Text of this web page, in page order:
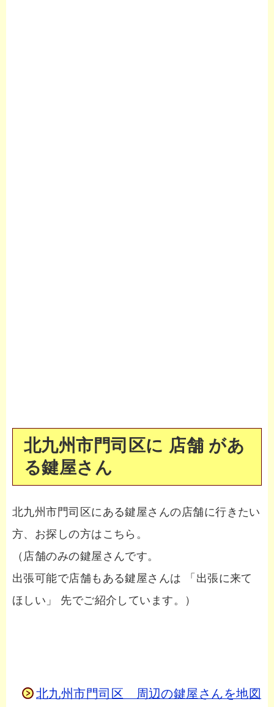
北九州市門司区に 店舗 があ
る鍵屋さん
北九州市門司区にある鍵屋さんの店舗に行きたい
方、お探しの方はこちら。
（店舗のみの鍵屋さんです。
出張可能で店舗もある鍵屋さんは 「出張に来て
ほしい」 先でご紹介しています。）
北九州市門司区 周辺の鍵屋さんを地図